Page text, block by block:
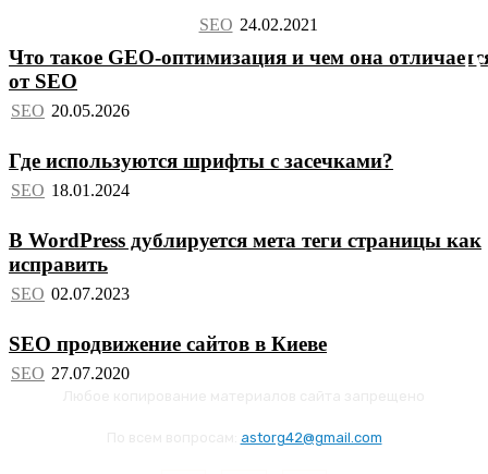
SEO
Что такое GEO-оптимизация и чем она
от SEO
SEO
Где используются шрифты с засечками?
SEO
В WordPress дублируется мета теги страницы как
исправить
SEO
SEO продвижение сайтов в Киеве
SEO
astorg42@gmail.com